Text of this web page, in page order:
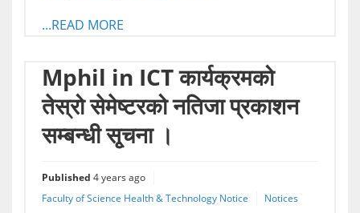
...READ MORE
Mphil in ICT कार्यक्रमको
तेस्रो सेमेष्टरको नतिजा प्रकाशन
सम्बन्धी सृ्चना ।
Published 4 years ago
Faculty of Science Health & Technology Notice
Notices